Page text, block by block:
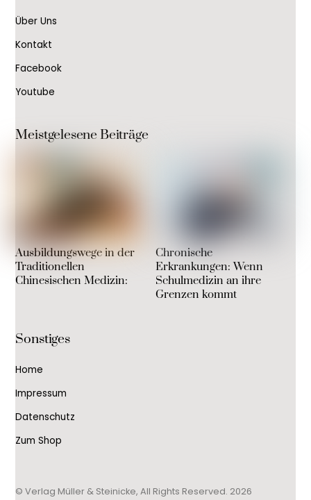
Über Uns
Kontakt
Facebook
Youtube
Meistgelesene Beiträge
Ausbildungswege in der
Traditionellen
Chinesischen Medizin:
Chronische
Erkrankungen: Wenn
Schulmedizin an ihre
Grenzen kommt
Sonstiges
Home
Impressum
Datenschutz
Zum Shop
© Verlag Müller & Steinicke, All Rights Reserved. 2026